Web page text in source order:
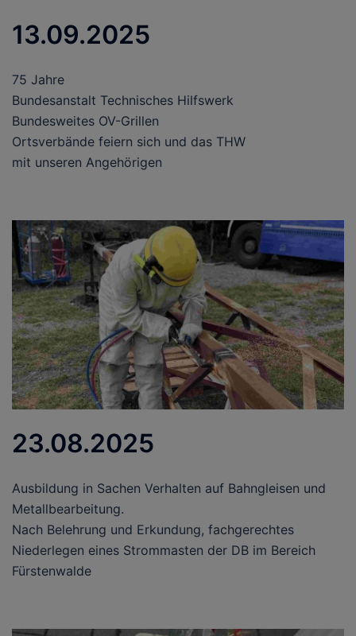
13.09.2025
75 Jahre
Bundesanstalt Technisches Hilfswerk
Bundesweites OV-Grillen
Ortsverbände feiern sich und das THW
mit unseren Angehörigen
23.08.2025
Ausbildung in Sachen Verhalten auf Bahngleisen und
Metallbearbeitung.
Nach Belehrung und Erkundung, fachgerechtes
Niederlegen eines Strommasten der DB im Bereich
Fürstenwalde